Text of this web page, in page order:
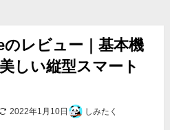
レビュー｜基本機
しい縦型スマート
2022年1月10日 しみたく